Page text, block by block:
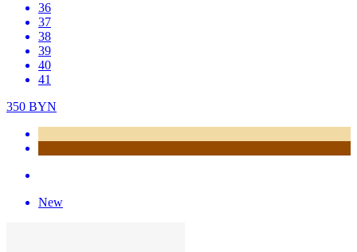
36
37
38
39
40
41
350 BYN
New